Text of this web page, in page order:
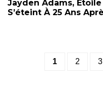
Jayden Adams,
S’éteint À 25 Ans
1 2 3